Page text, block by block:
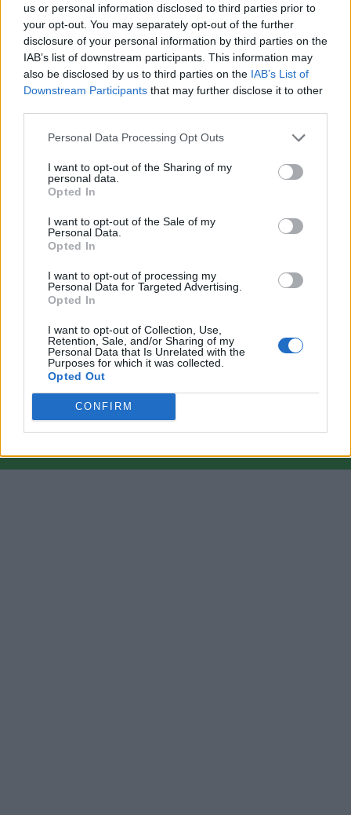
us or personal information disclosed to third parties prior to
your opt-out. You may separately opt-out of the further
disclosure of your personal information by third parties on the
IAB’s list of downstream participants. This information may
also be disclosed by us to third parties on the IAB’s List of
Downstream Participants that may further disclose it to other
Personal Data Processing Opt Outs
I want to opt-out of the Sharing of my
personal data.
Opted In
I want to opt-out of the Sale of my
Personal Data.
Opted In
I want to opt-out of processing my
Personal Data for Targeted Advertising.
Opted In
I want to opt-out of Collection, Use,
Retention, Sale, and/or Sharing of my
Personal Data that Is Unrelated with the
Purposes for which it was collected.
Opted Out
CONFIRM
VAI ALLA VERSIONE CLASSICA
Il materiale (testo, foto e video) consultabile in questo portale è di nostra proprietà.
Alcune foto (screenshot) ed articoli presenti su "Calciomercato Magazine" sono in parte
comunicati stampa con immagini e testi allegati ed autorizzati alla pubblicazione, e
quindi valutati di pubblico dominio. Se i soggetti o gli autori avessero qualcosa in
contrario alla pubblicazione, non avranno che da segnalarlo alla redazione (indirizzo
redazione@napolimagazine.com), che provvederà prontamente alla rimozione.
"Calciomercato Magazine" non è una testata giornalistica, ma un sito di informazione di